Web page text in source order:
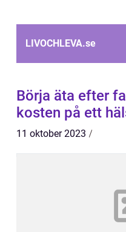
LIVOCHLEVA.se
Börja äta efter
kosten på ett
11 oktober 2023